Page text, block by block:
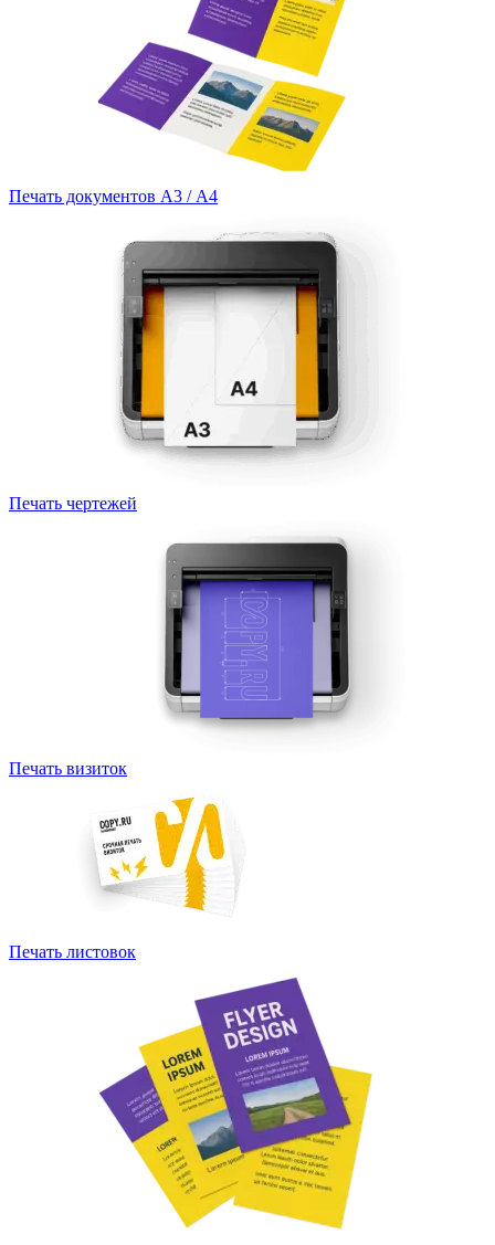
Печать документов А3 / А4
Печать чертежей
Печать визиток
Печать листовок